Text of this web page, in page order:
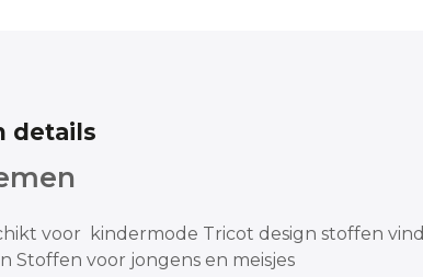
details
voor kindermode Tricot design stoffen vind
Stoffen voor jongens en meisjes